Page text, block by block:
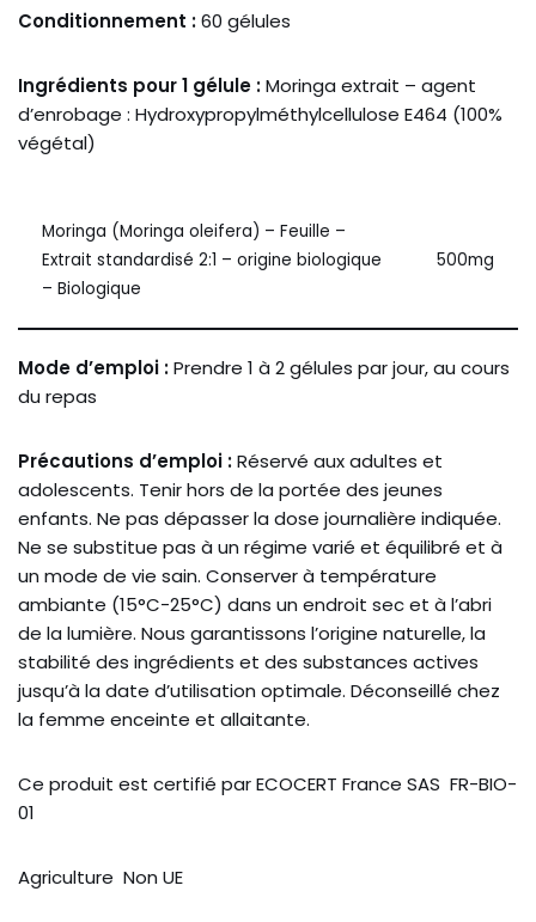
Conditionnement :60 gélules
Ingrédients pour 1 gélule :Moringa extrait – agent
d’enrobage : Hydroxypropylméthylcellulose E464 (100%
végétal)
Moringa (Moringa oleifera) – Feuille –
Extrait standardisé 2:1 – origine biologique
– Biologique
500mg
Mode d’emploi :Prendre 1 à 2 gélules par jour, au cours
du repas
Précautions d’emploi :Réservé aux adultes et
adolescents. Tenir hors de la portée des jeunes
enfants. Ne pas dépasser la dose journalière indiquée.
Ne se substitue pas à un régime varié et équilibré et à
un mode de vie sain. Conserver à température
ambiante (15°C-25°C) dans un endroit sec et à l’abri
de la lumière. Nous garantissons l’origine naturelle, la
stabilité des ingrédients et des substances actives
jusqu’à la date d’utilisation optimale. Déconseillé chez
la femme enceinte et allaitante.
Ce produit est certifié par ECOCERT France SAS FR-BIO-
01
Agriculture Non UE